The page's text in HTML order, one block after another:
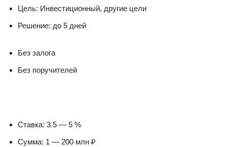
Цель: Инвестиционный, другие цели
Решение: до 5 дней
Без залога
Без поручителей
Ставка: 3.5 — 5 %
Сумма: 1 — 200 млн ₽